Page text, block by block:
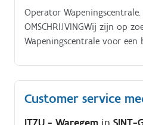
Operator Wapeningscentrale.
OMSCHRIJVINGWij zijn op
Wapeningscentrale voor
Customer service